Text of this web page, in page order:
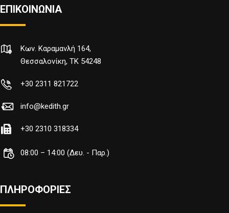
ΕΠΙΚΟΙΝΩΝΙΑ
Κων. Καραμανλή 164,
Θεσσαλονίκη, TK 54248
+30 2311 821722
info@kedith.gr
+30 2310 318334
08:00 – 14:00 (Δευ. - Παρ.)
ΠΛΗΡΟΦΟΡΙΕΣ